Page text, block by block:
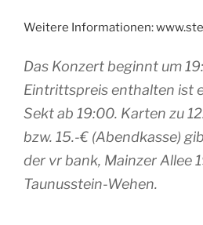
Weitere Informationen:
Das Konzert beginnt um
Eintrittspreis enthalten ist
Sekt ab 19:00. Karten zu
bzw. 15.-€ (Abendkasse)
der vr bank, Mainzer Allee
Taunusstein-Wehen.